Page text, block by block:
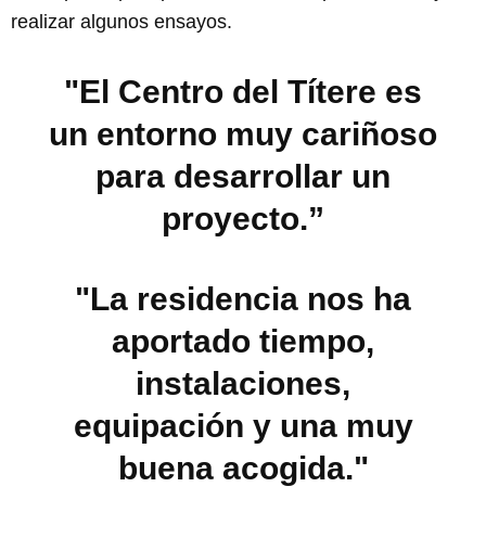
realizar algunos ensayos.
"El Centro del Títere es
un entorno muy cariñoso
para desarrollar un
proyecto.”
"La residencia nos ha
aportado tiempo,
instalaciones,
equipación y una muy
buena acogida."